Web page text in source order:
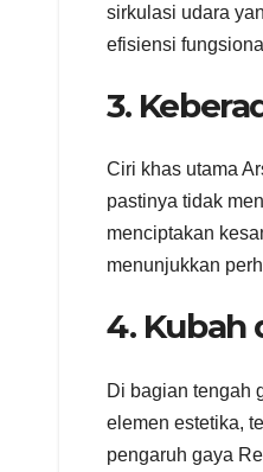
sirkulasi udara
efisiensi
3.
Ciri khas utama
pastinya tidak
menciptakan
menunjukkan
4. Kubah
Di bagian tengah
elemen estetika,
pengaruh gaya